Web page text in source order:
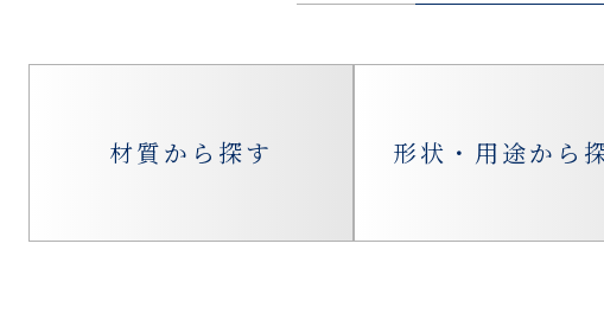
材質から探す 形状・用途から